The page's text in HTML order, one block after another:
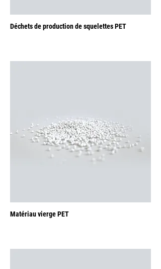
Déchets de production de squelettes PET
Matériau vierge PET